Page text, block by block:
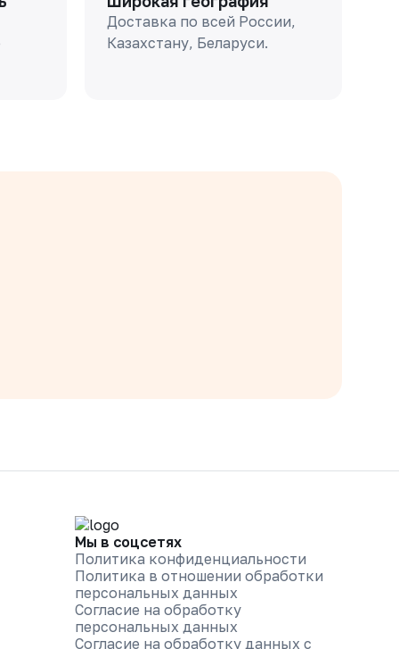
Доставка по всей России,
Казахстану, Беларуси.
Мы в соцсетях
Политика конфиденциальности
Политика в отношении обработки
персональных данных
Согласие на обработку
персональных данных
Согласие на обработку данных с